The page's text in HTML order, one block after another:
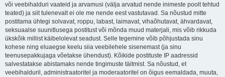
või veebihalduri vaateid ja arvamusi (välja arvatud nende inimeste poolt tehtud
teated) ja siit tulenevalt ei ole me nende eest vastutavad. Sa nõustud mitte
postitama ühtegi solvavat, roppu, labast, laimavat, vihaõhutavat, ähvardavat,
seksuaalse suunitlusega postitust või mõnda muud materjali, mis võib rikkuda
ükskõik millist käibelolevat seadust. Selle tegemine võib põhjustada sinu
kohese ning eluaegse keelu siia veebilehele sisenemast (ja sinu
teenusepakkujaga võetakse ühendust). Kõikide postituste IP aadressid
salvestatakse abistamaks nende tingimuste täitmist. Sa nõustud, et
veebihalduril, administraatoritel ja moderaatoritel on õigus eemaldada, muuta,